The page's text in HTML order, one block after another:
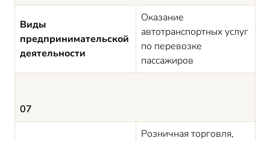
Виды
предпринимательской
деятельности
Оказание
автотранспортных услуг
по перевозке
пассажиров
07
Розничная торговля,